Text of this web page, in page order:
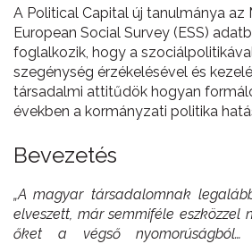
A Political Capital új tanulmánya az
European Social Survey (ESS)
foglalkozik, hogy a
szegénység érzékelésével és
társadalmi attitűdök hogyan
években a kormányzati politika
Bevezetés
„A magyar társadalomnak
elveszett, már semmiféle eszközzel
őket a végső nyomorúságból…